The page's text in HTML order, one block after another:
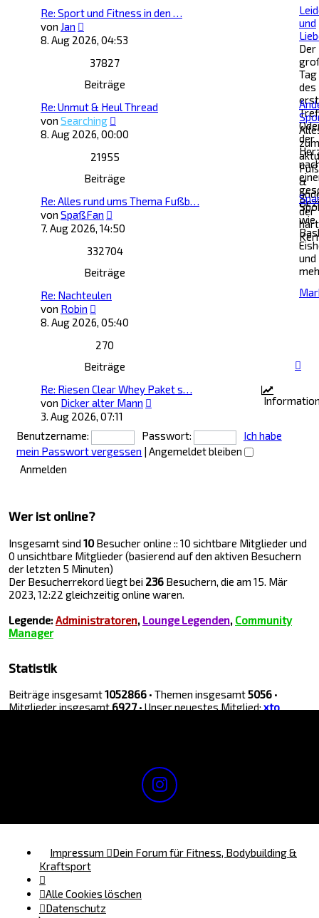
Re: Sport und Fitness in den …
von Jan
Beitrag
8. Aug 2026, 04:53
und
Der
Tag
des
der
37827
Beiträge
Re: Unmut & Heul Thread
von Searching
Beitrag
8. Aug 2026, 00:00
zum
&
wie
und
21955
Beiträge
Re: Alles rund ums Thema Fußb…
von SpaßFan
Beitrag
7. Aug 2026, 14:50
der
332704
Beiträge
Re: Nachteulen
von Robin
Beitrag
8. Aug 2026, 05:40
270
Beiträge
Re: Riesen Clear Whey Paket s…
von Dicker alter Mann
3. Aug 2026, 07:11
Benutzername: Passwort:
Ich habe
mein Passwort vergessen | Angemeldet bleiben
Wer ist online?
Insgesamt sind 10Besucher online :: 10 sichtbare Mitglieder und
0 unsichtbare Mitglieder (basierend auf den aktiven Besuchern
der letzten 5 Minuten)
Der Besucherrekord liegt bei 236 Besuchern, die am 15. Mär
2023, 12:22 gleichzeitig online waren.
Legende:Administratoren, Lounge Legenden, Community
Manager
Statistik
Beiträge insgesamt1052866 • Themen insgesamt5056 •
Mitglieder insgesamt6927• Unser neuestes Mitglied:xto
Impressum
Dein Forum für Fitness, Bodybuilding &
Kraftsport
Alle Cookies löschen
Datenschutz